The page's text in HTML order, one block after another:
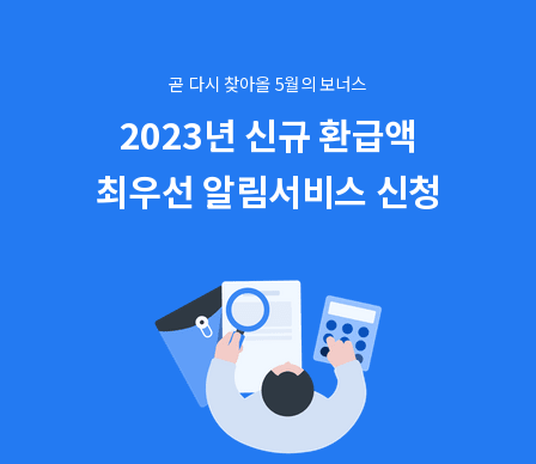
곧 다시 찾아올 5월의 보너스
2023년 신규 환급액
최우선 알림서비스 신청